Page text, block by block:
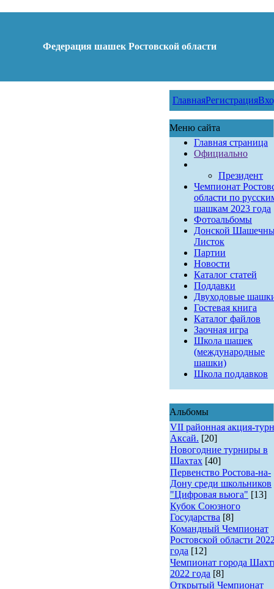
Федерация шашек Ростовской области
ГлавнаяРегистрация
Меню сайта
Главная страница
Официально
Президент
Чемпионат
области по
шашкам 2023 года
Фотоальбомы
Донской
Листок
Партии
Новости
Каталог статей
Поддавки
Двуходовые
Гостевая книга
Каталог файлов
Заочная игра
Школа шашек
(международные
шашки)
Школа поддавков
Альбомы
VII районная акция-
Аксай. [20]
Новогодние турниры в
Шахтах [40]
Первенство Ростова-на-
Дону среди школьников
"Цифровая вьюга" [13]
Кубок Союзного
Государства [8]
Командный Чемпионат
Ростовской области 2022
года [12]
Чемпионат города
2022 года [8]
Открытый Чемпионат